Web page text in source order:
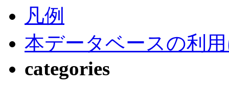
凡例
本データベースの利
categories